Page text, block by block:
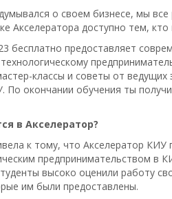
о своем бизнесе, мы
Акселератора доступно тем,
бесплатно предоставляет
классы и советы от
По окончании обучения ты
в Акселератор?
к тому, что Акселератор КИУ
предпринимательством в
высоко оценили работу
им были предоставлены.